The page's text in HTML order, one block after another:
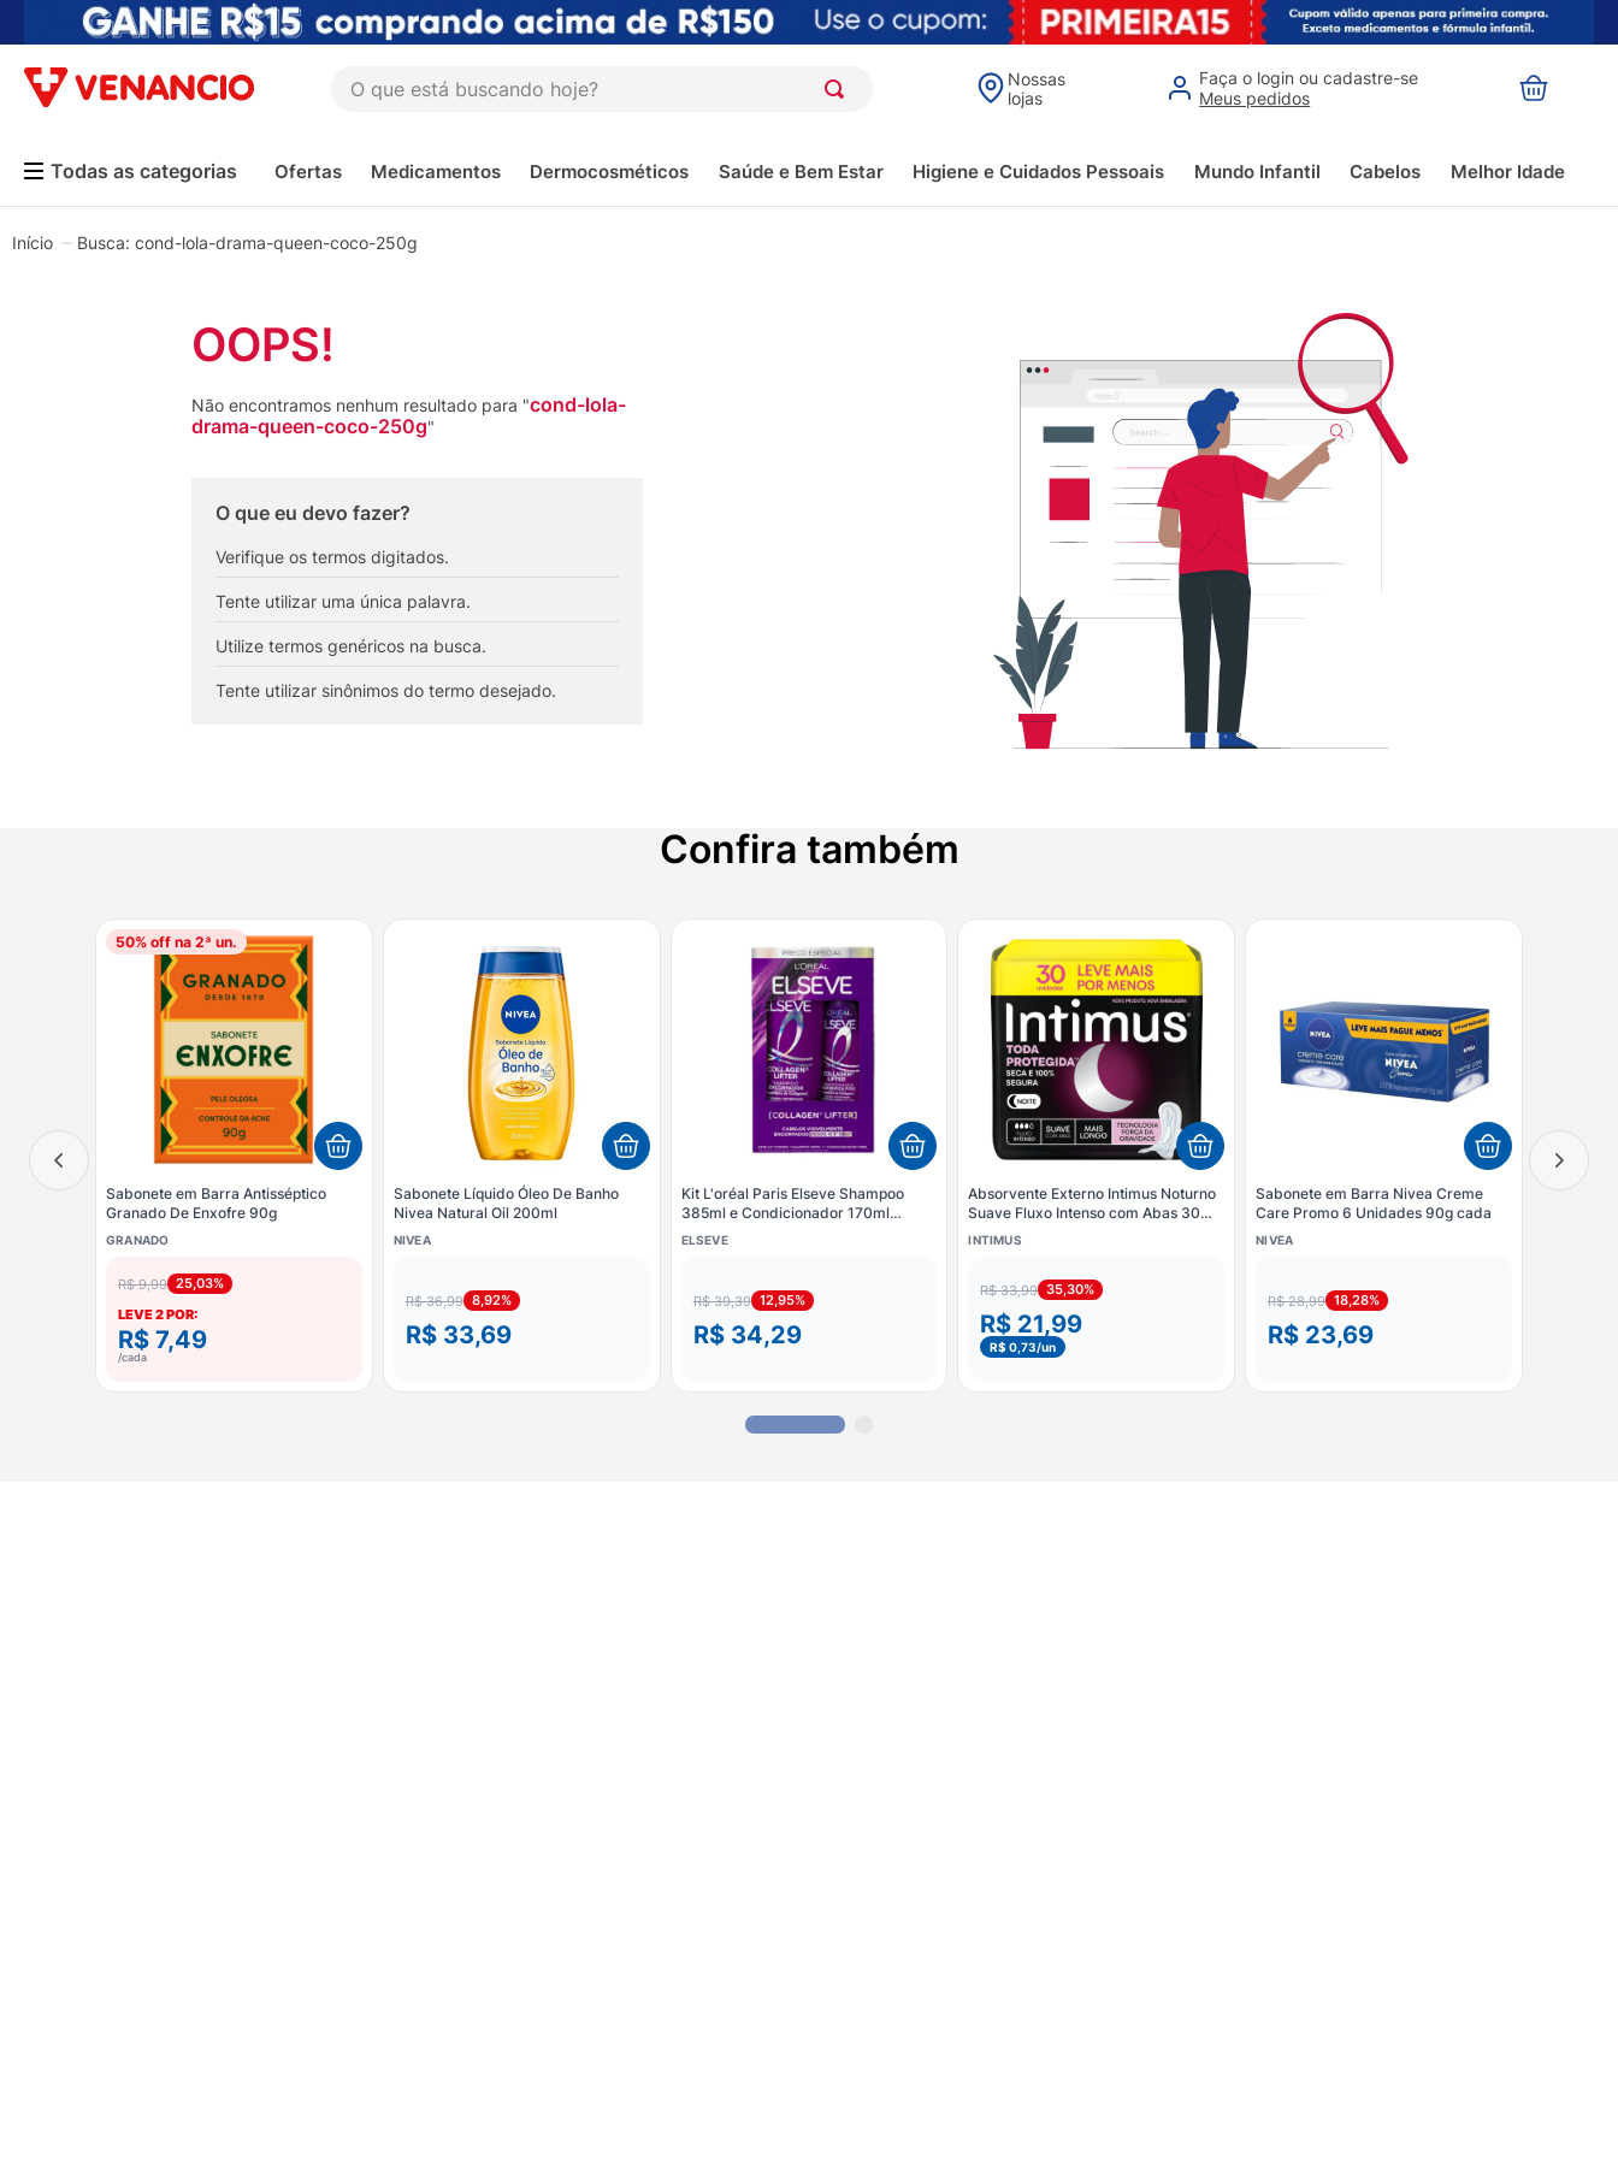
O que está buscando hoje?
Nossas
lojas
Faça o login ou cadastre-se
Meus pedidos
Ofertas Medicamentos Dermocosméticos Saúde e Bem Estar Higiene e Cuidados Pessoais Mundo Infantil Cabelos Melhor Idade
cond-lola-drama-queen-coco-250g
OOPS!
Não encontramos nenhum resultado para "cond-lola-
drama-queen-coco-250g"
O que eu devo fazer?
Verifique os termos digitados.
Tente utilizar uma única palavra.
Utilize termos genéricos na busca.
Tente utilizar sinônimos do termo desejado.
Confira também
50% off na 2ª un.
Sabonete em Barra Antisséptico
Granado De Enxofre 90g
GRANADO
R$ 9,99 25,03%
LEVE2POR:
R$ 7,49
/cada
Sabonete Líquido Óleo De Banho
Nivea Natural Oil 200ml
NIVEA
R$ 36,99 8,92%
R$ 33,69
Kit L'oréal Paris Elseve Shampoo
385ml e Condicionador 170ml
Encorporador
ELSEVE
R$ 39,39 12,95%
R$ 34,29
Absorvente Externo Intimus Noturno
Suave Fluxo Intenso com Abas 30
Unidades
INTIMUS
R$ 33,99 35,30%
R$ 21,99
R$ 0,73/un
Sabonete em Barra Nivea Creme
Care Promo 6 Unidades 90g cada
NIVEA
R$ 28,99 18,28%
R$ 23,69
1º
coristina
admuc
5º
protetor solar
7º
shampoo
9º
lenço umedecido
10º fralda